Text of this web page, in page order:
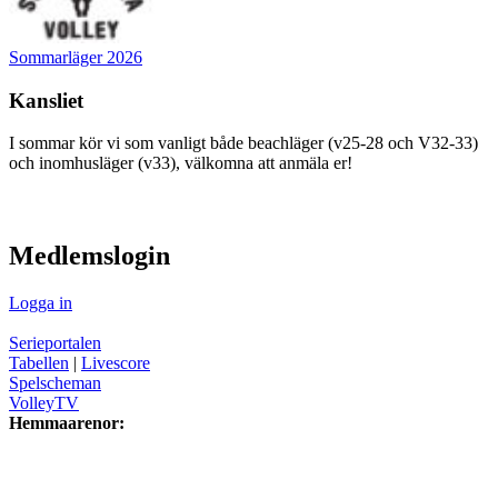
Sommarläger 2026
Kansliet
I sommar kör vi som vanligt både beachläger (v25-28 och V32-33)
och inomhusläger (v33), välkomna att anmäla er!
Medlemslogin
Logga in
Serieportalen
Tabellen | Livescore
Spelscheman
VolleyTV
Hemmaarenor: